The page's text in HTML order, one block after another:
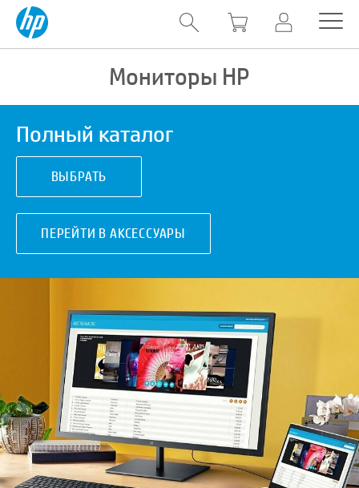
Мониторы HP
Полный каталог
ВЫБРАТЬ
ПЕРЕЙТИ В АКСЕССУАРЫ